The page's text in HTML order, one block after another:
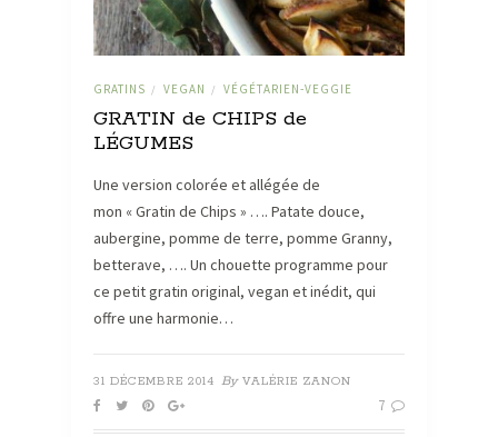
GRATINS / VEGAN / VÉGÉTARIEN-VEGGIE
GRATIN de CHIPS de
LÉGUMES
Une version colorée et allégée de
mon « Gratin de Chips » …. Patate douce,
aubergine, pomme de terre, pomme Granny,
betterave, …. Un chouette programme pour
ce petit gratin original, vegan et inédit, qui
offre une harmonie…
31 DÉCEMBRE 2014 By VALÉRIE ZANON
7